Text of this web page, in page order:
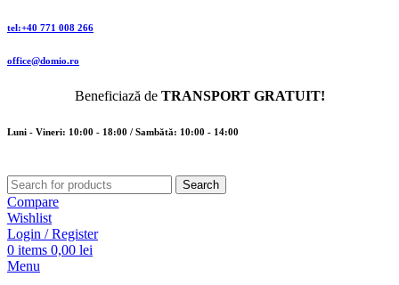
tel:+40 771 008 266
office@domio.ro
Beneficiază de TRANSPORT GRATUIT!
Luni - Vineri: 10:00 - 18:00 / Sambătă: 10:00 - 14:00
Search
Compare
Wishlist
Login / Register
0 items 0,00 lei
Menu